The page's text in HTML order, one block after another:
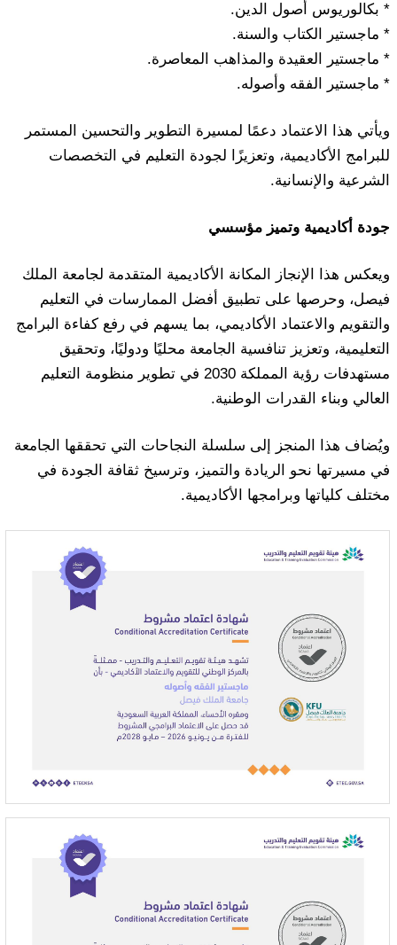
* بكالوريوس أصول الدين.
* ماجستير الكتاب والسنة.
* ماجستير العقيدة والمذاهب المعاصرة.
* ماجستير الفقه وأصوله.
ويأتي هذا الاعتماد دعمًا لمسيرة التطوير والتحسين المستمر
للبرامج الأكاديمية، وتعزيزًا لجودة التعليم في التخصصات
الشرعية والإنسانية.
جودة أكاديمية وتميز مؤسسي
ويعكس هذا الإنجاز المكانة الأكاديمية المتقدمة لجامعة الملك
فيصل، وحرصها على تطبيق أفضل الممارسات في التعليم
والتقويم والاعتماد الأكاديمي، بما يسهم في رفع كفاءة البرامج
التعليمية، وتعزيز تنافسية الجامعة محليًا ودوليًا، وتحقيق
مستهدفات رؤية المملكة 2030 في تطوير منظومة التعليم
العالي وبناء القدرات الوطنية.
ويُضاف هذا المنجز إلى سلسلة النجاحات التي تحققها الجامعة
في مسيرتها نحو الريادة والتميز، وترسيخ ثقافة الجودة في
مختلف كلياتها وبرامجها الأكاديمية.